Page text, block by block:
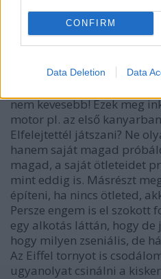
CONFIRM
Data Deletion Data
ugyanolyat tudna. Nekem
képek pl. nem tetszenek,
sokkal jobb cuccai is. Én
megépítem/jük, le tudok
nem kevesebb! Ezek meg
motor pl. az első
Elfelejtettél játszani? Ne
hanem saját magad
magad, a saját ötleteidet
mint eddig is. Másrészt
építeni, ha nincs ötleted,
Persze engem is el szokott
egy alkotás láttán, hogy de
hogy milyen zseniális, de
Az Eiffel tornyot is
ugyanolyat csinálni a